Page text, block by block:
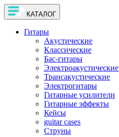
КАТАЛОГ
Гитары
Акустические
Классические
Бас-гитары
Электроакустические
Трансакустические
Электрогитары
Гитарные усилители
Гитарные эффекты
Кейсы
guitar cases
Струны